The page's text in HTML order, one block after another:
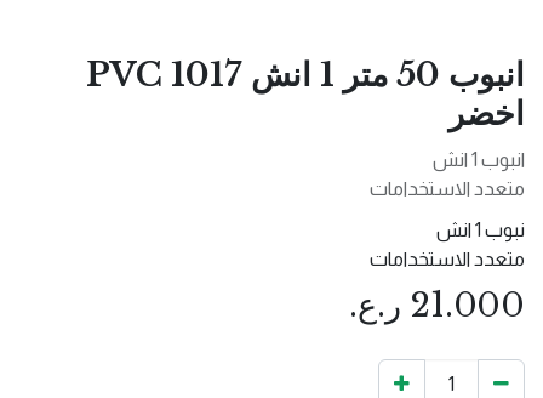
انبوب 50 متر 1 انش 1017 PVC
اخضر
انبوب 1 انش
متعدد الاستخدامات
نبوب 1 انش
متعدد الاستخدامات
21.000 ر.ع.